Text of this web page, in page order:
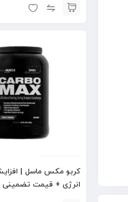
کربو مکس ماسل |
انرژی + قیمت تضمینی